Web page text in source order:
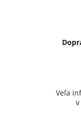
Veľa
v